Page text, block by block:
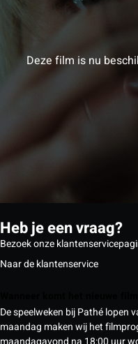
Deze film is nu
Heb je een vraag?
Bezoek onze
Naar de klantenservice
De speelweken bij Pathé lopen
maandag maken wij het